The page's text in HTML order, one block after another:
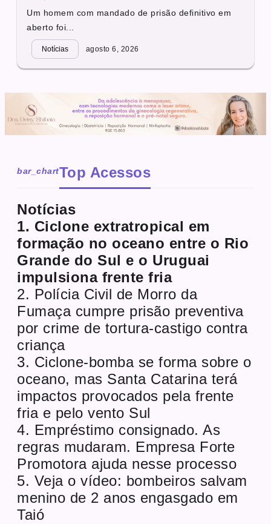
Um homem com mandado de prisão definitivo em
aberto foi...
Notícias agosto 6, 2026
bar_chartTop Acessos
Notícias
1. Ciclone extratropical em
formação no oceano entre o Rio
Grande do Sul e o Uruguai
impulsiona frente fria
2. Polícia Civil de Morro da
Fumaça cumpre prisão preventiva
por crime de tortura-castigo contra
criança
3. Ciclone-bomba se forma sobre o
oceano, mas Santa Catarina terá
impactos provocados pela frente
fria e pelo vento Sul
4. Empréstimo consignado. As
regras mudaram. Empresa Forte
Promotora ajuda nesse processo
5. Veja o vídeo: bombeiros salvam
menino de 2 anos engasgado em
Taió